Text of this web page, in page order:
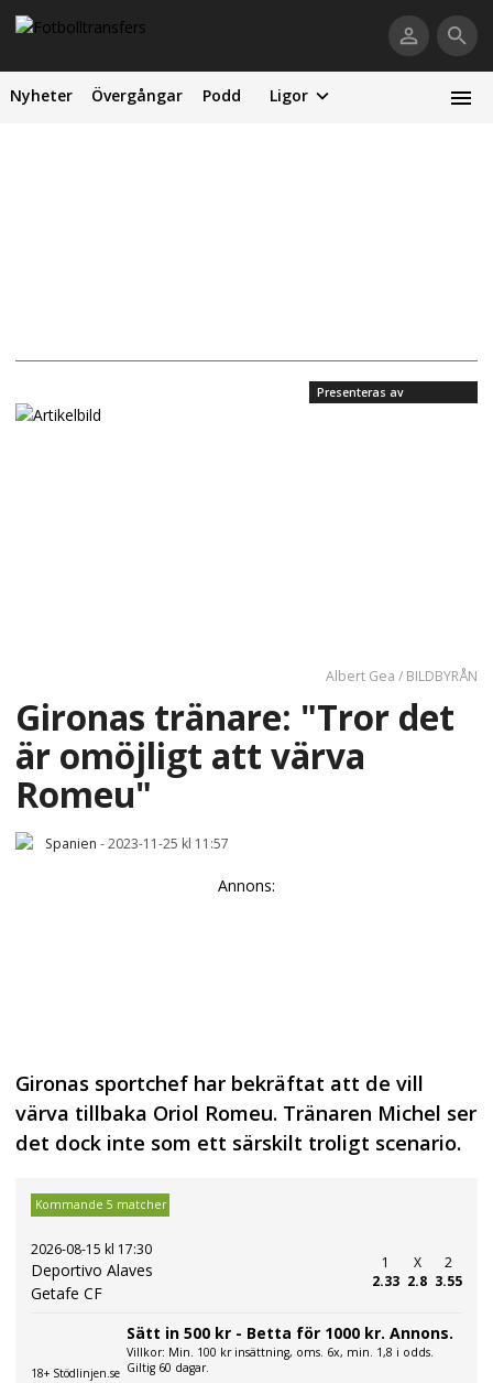
Nyheter Övergångar Podd Ligor
Presenteras av
Albert Gea / BILDBYRÅN
Gironas tränare: "Tror det
är omöjligt att värva
Romeu"
Spanien -2023-11-25 kl 11:57
Annons:
Gironas sportchef har bekräftat att de vill
värva tillbaka Oriol Romeu. Tränaren Michel ser
det dock inte som ett särskilt troligt scenario.
Kommande 5 matcher
2026-08-15 kl 17:30
Deportivo Alaves
Getafe CF
1
2.33
X
2.8
2
3.55
18+ Stödlinjen.se
Sätt in 500 kr - Betta för 1000 kr. Annons.
Villkor: Min. 100 kr insättning, oms. 6x, min. 1,8 i odds.
Giltig 60 dagar.